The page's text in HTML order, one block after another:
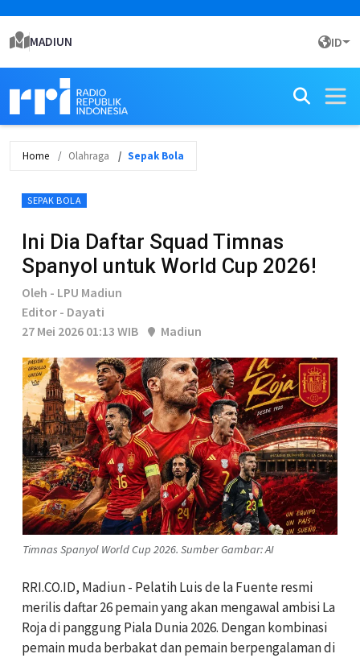
MADIUN ID
Home Olahraga Sepak Bola
SEPAK BOLA
Ini Dia Daftar Squad Timnas
Spanyol untuk World Cup 2026!
Oleh - LPU Madiun
Editor - Dayati
27 Mei 2026 01:13 WIB
Madiun
Timnas Spanyol World Cup 2026. Sumber Gambar: AI
RRI.CO.ID, Madiun - Pelatih Luis de la Fuente resmi
merilis daftar 26 pemain yang akan mengawal ambisi La
Roja di panggung Piala Dunia 2026. Dengan kombinasi
pemain muda berbakat dan pemain berpengalaman di